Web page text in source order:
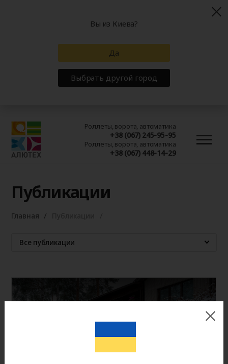
Роллеты, ворота, автоматика
+38 (067) 245-95-95
Роллеты, ворота, автоматика
+38 (067) 448-14-29
Публикации
Главная
Все публикации
Вы из Киева?
Да
Выбрать другой город